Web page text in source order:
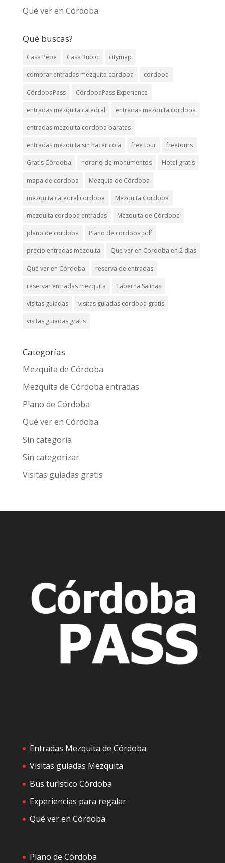
Qué ver en Córdoba
Qué buscas?
Casa Pepe Casa Rubio citymap
comprar entradas mezquita cordoba cordoba
CórdobaPass CórdobaPass Experience
entradas mezquita catedral entradas mezquita cordoba
entradas mezquita cordoba baratas
entradas mezquita sin hacer cola free tour freetours
Gratis Córdoba horario de monumentos Hotel gratis
mapa de cordoba Mezquia de Córdoba
mezquita catedral cordoba Mezquita Cordoba
mezquita cordoba entradas Mezquita de Córdoba
plano de cordoba Plano de cordoba pdf
precio entradas mezquita Que ver en Cordoba en 2 dias
Qué ver en Córdoba reserva de entradas
reservar entradas mezquita Taberna Salinas
visitas guiadas visitas guiadas cordoba gratis
visitas guiadas gratis
Categorías
Mezquita de Córdoba
Mezquita de Córdoba entradas
Plano de Córdoba
Qué ver en Córdoba
Sin categoría
Sin categorizar
Visitas guiadas gratis
Entradas Mezquita de Córdoba
Visitas guiadas Mezquita
Bus turístico Córdoba
Experiencias para regalar
Qué ver en Córdoba
Plano de Córdoba